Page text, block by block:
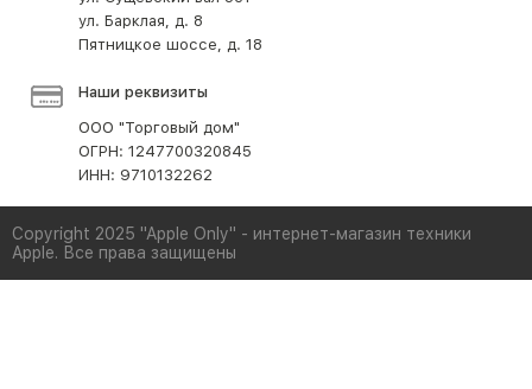
ул. Барклая, д. 8
Пятницкое шоссе, д. 18
Наши реквизиты
ООО "Торговый дом"
ОГРН: 1247700320845
ИНН: 9710132262
Copyright 2025 "Apple Only" - интернет-магазин техники
Apple. Все права защищены